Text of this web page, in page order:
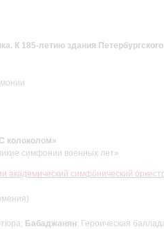
К 185-летию здания
колоколом»
симфонии военных лет»
академический симфонический
Бабаджанян: Героическая